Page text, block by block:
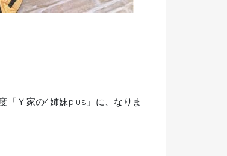
「Ｙ家の4姉妹plus」に、なりま